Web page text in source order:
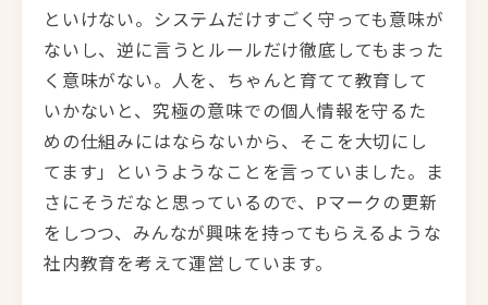
といけない。システムだけすごく守っても意味が
ないし、逆に言うとルールだけ徹底してもまった
く意味がない。人を、ちゃんと育てて教育して
いかないと、究極の意味での個人情報を守るた
めの仕組みにはならないから、そこを大切にし
てます」というようなことを言っていました。ま
さにそうだなと思っているので、Pマークの更新
をしつつ、みんなが興味を持ってもらえるような
社内教育を考えて運営しています。